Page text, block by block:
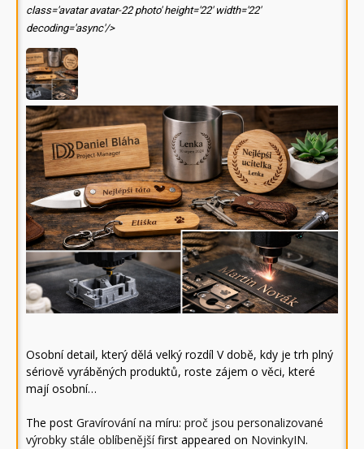
class='avatar avatar-22 photo' height='22' width='22'
decoding='async'/>
Osobní detail, který dělá velký rozdíl V době, kdy je trh plný
sériově vyráběných produktů, roste zájem o věci, které
mají osobní…
The post Gravírování na míru: proč jsou personalizované
výrobky stále oblíbenějšífirst appeared on NovinkyIN.